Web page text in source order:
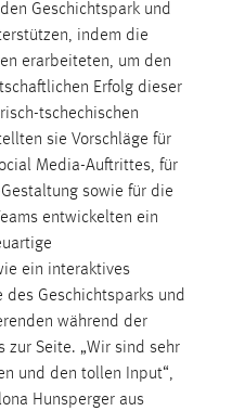
Geschichtspark und
indem die
erarbeiteten, um den
Erfolg dieser
tschechischen
sie Vorschläge für
Media-Auftrittes, für
sowie für die
entwickelten ein
ein interaktives
des Geschichtsparks und
während der
zur Seite. „Wir sind sehr
und den tollen Input“,
Hunsperger aus
anonym.
zu verstehen, wie